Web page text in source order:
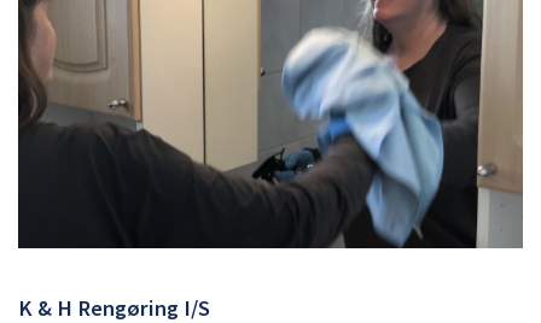
K & H Rengøring I/S